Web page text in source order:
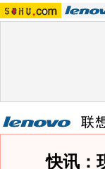
快讯：